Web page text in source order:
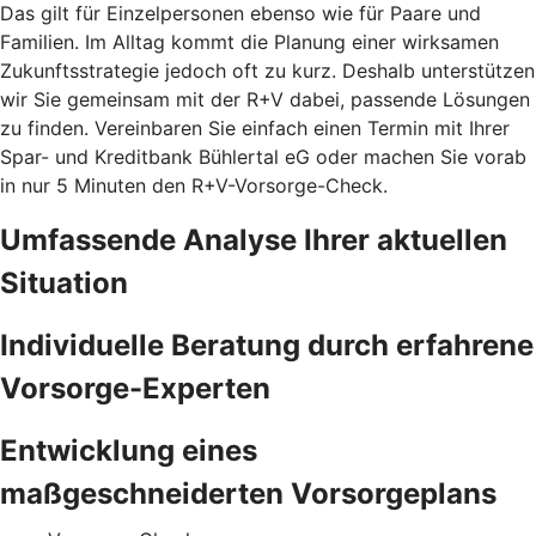
Das gilt für Einzelpersonen ebenso wie für Paare und
Familien. Im Alltag kommt die Planung einer wirksamen
Zukunftsstrategie jedoch oft zu kurz. Deshalb unterstützen
wir Sie gemeinsam mit der R+V dabei, passende Lösungen
zu finden. Vereinbaren Sie einfach einen Termin mit Ihrer
Spar- und Kreditbank Bühlertal eG oder machen Sie vorab
in nur 5 Minuten den R+V-Vorsorge-Check.
Umfassende Analyse Ihrer aktuellen
Situation
Individuelle Beratung durch erfahrene
Vorsorge-Experten
Entwicklung eines
maßgeschneiderten Vorsorgeplans